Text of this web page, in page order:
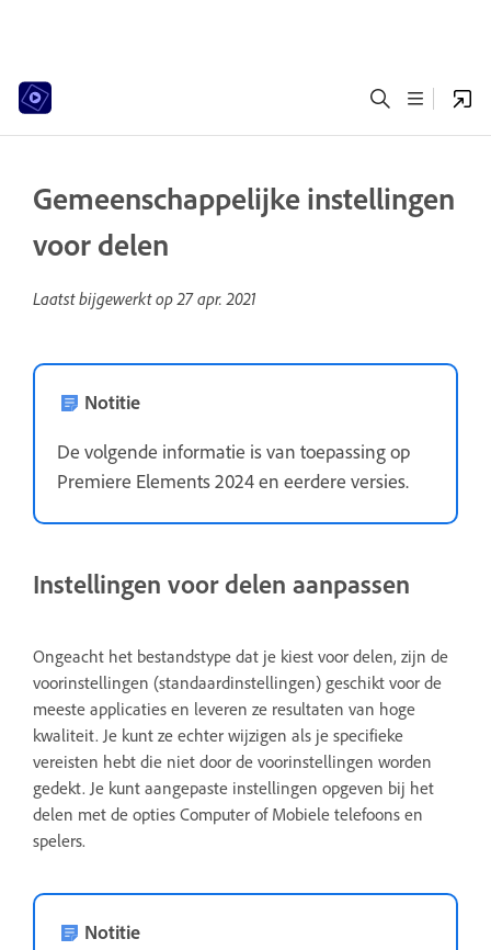
Gemeenschappelijke instellingen
voor delen
Laatst bijgewerkt op27 apr. 2021
Notitie
De volgende informatie is van toepassing op
Premiere Elements 2024 en eerdere versies.
Instellingen voor delen aanpassen
Ongeacht het bestandstype dat je kiest voor delen, zijn de
voorinstellingen (standaardinstellingen) geschikt voor de
meeste applicaties en leveren ze resultaten van hoge
kwaliteit. Je kunt ze echter wijzigen als je specifieke
vereisten hebt die niet door de voorinstellingen worden
gedekt. Je kunt aangepaste instellingen opgeven bij het
delen met de opties Computer of Mobiele telefoons en
spelers.
Notitie